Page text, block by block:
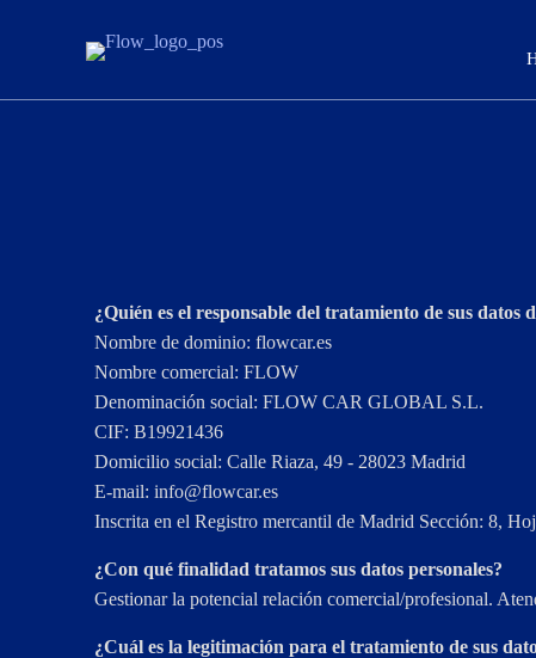
¿Quién es el responsable del tratamiento de sus datos
Nombre de dominio: flowcar.es
Nombre comercial: FLOW
Denominación social: FLOW CAR GLOBAL S.L.
CIF: B19921436
Domicilio social: Calle Riaza, 49 - 28023 Madrid
E-mail: se.racwolf@ofni
Inscrita en el Registro mercantil de Madrid Sección: 8,
¿Con qué finalidad tratamos sus datos personales?
Gestionar la potencial relación comercial/profesional.
¿Cuál es la legitimación para el tratamiento de sus